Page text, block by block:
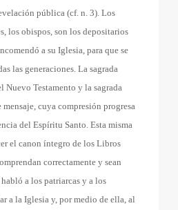
pública (cf. n. 3). Los
los obispos, son los depositarios
a su Iglesia, para que se
las generaciones. La sagrada
Testamento y la sagrada
cuya compresión progresa
del Espíritu Santo. Esta misma
el canon íntegro de los Libros
correctamente y sean
a los patriarcas y a los
a la Iglesia y, por medio de ella, al